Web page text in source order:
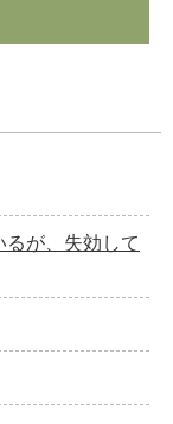
が、失効して